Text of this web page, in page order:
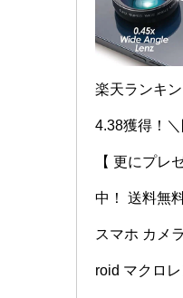
楽天ランキ
4.38獲得！
【 更にプレ
中！ 送料無
スマホ カメ
roid マクロ